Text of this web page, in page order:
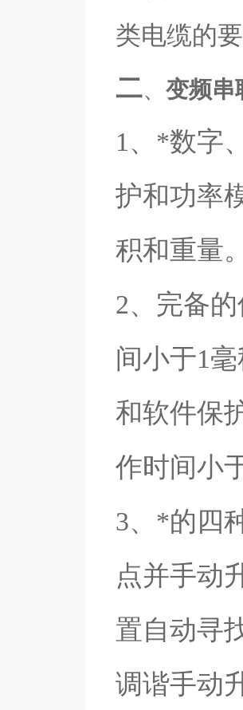
类电缆的
二、 变频串
1、*数字
护和功率
积和重量
2、完备
间小于1
和软件保
作时间小
3、*的四
点并手动
置自动寻
调谐手动